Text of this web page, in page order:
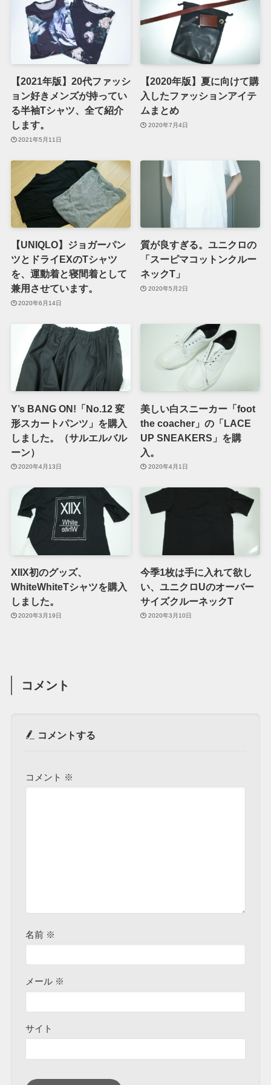
【2021年版】20代ファッシ
ョン好きメンズが持ってい
る半袖Tシャツ、全て紹介
します。
2021年5月11日
【2020年版】夏に向けて購
入したファッションアイテ
ムまとめ
2020年7月4日
【UNIQLO】ジョガーパン
ツとドライEXのTシャツ
を、運動着と寝間着として
兼用させています。
2020年6月14日
質が良すぎる。ユニクロの
「スーピマコットンクルー
ネックT」
2020年5月2日
Y’s BANG ON!「No.12 変
形スカートパンツ」を購入
しました。（サルエルバル
ーン）
2020年4月13日
美しい白スニーカー「foot
the coacher」の「LACE
UP SNEAKERS」を購
入。
2020年4月1日
XIIX初のグッズ、
WhiteWhiteTシャツを購入
しました。
2020年3月19日
今季1枚は手に入れて欲し
い、ユニクロUのオーバー
サイズクルーネックT
2020年3月10日
コメント
コメントする
コメント ※
名前 ※
メール ※
サイト